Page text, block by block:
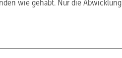
wie gehabt. Nur die Abwicklung